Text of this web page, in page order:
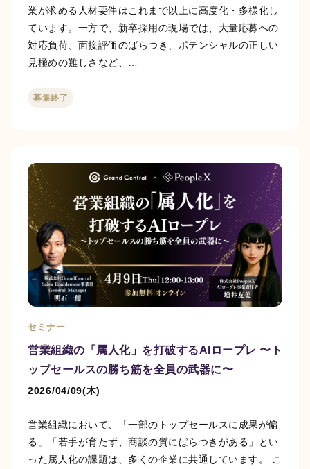
業が求める人材要件はこれまで以上に高度化・多様化し
ています。一方で、新卒採用の現場では、大量応募への
対応負荷、面接評価のばらつき、ポテンシャルの正しい
見極めの難しさなど、…
募集終了
セミナー
営業組織の「属人化」を打破するAIロープレ 〜ト
ップセールスの勝ち筋を全員の武器に〜
2026/04/09(木)
営業組織において、「一部のトップセールスに成果が偏
る」「若手が育たず、商談の質にばらつきがある」とい
った属人化の課題は、多くの企業に共通しています。 こ